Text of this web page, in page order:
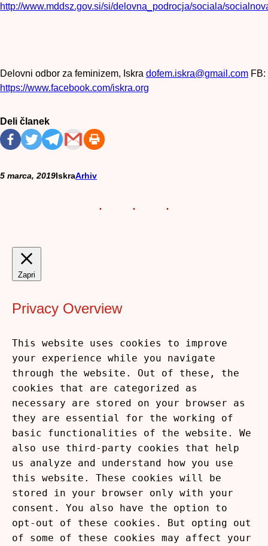
http://www.mddsz.gov.si/si/delovna_podrocja/sociala/
Delovni odbor za feminizem, Iskra dofem.iskra@gmail.com FB:
https://www.facebook.com/iskra.org
Deli članek
5 marca, 2019IskraArhiv
Zapri
Privacy Overview
This website uses cookies to improve
your experience while you navigate
through the website. Out of these, the
cookies that are categorized as
necessary are stored on your browser as
they are essential for the working of
basic functionalities of the website. We
also use third-party cookies that help
us analyze and understand how you use
this website. These cookies will be
stored in your browser only with your
consent. You also have the option to
opt-out of these cookies. But opting out
of some of these cookies may affect your